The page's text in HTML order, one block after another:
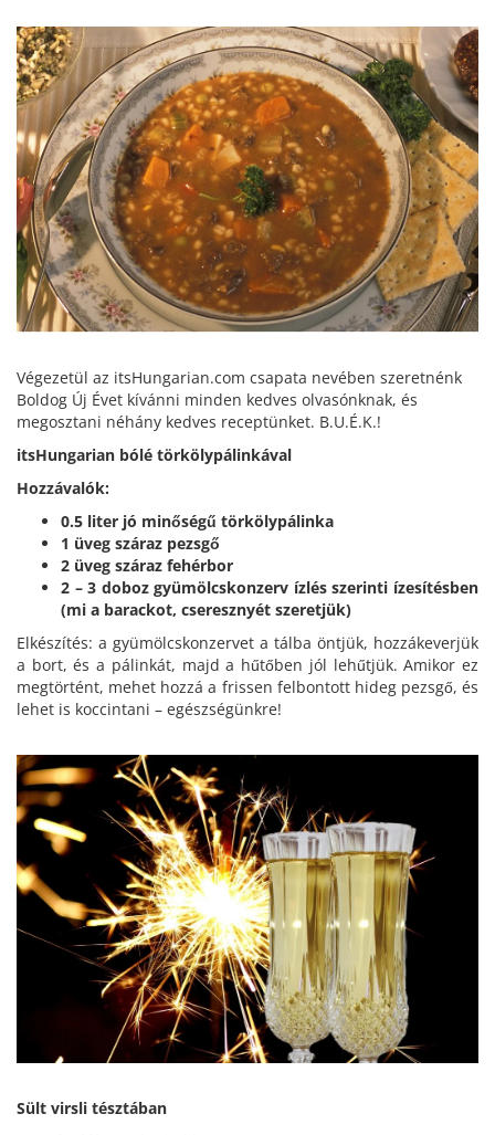
Végezetül az itsHungarian.com csapata nevében szeretnénk
Boldog Új Évet kívánni minden kedves olvasónknak, és
megosztani néhány kedves receptünket. B.U.É.K.!
itsHungarian bólé törkölypálinkával
Hozzávalók:
0.5 liter jó minőségű törkölypálinka
1 üveg száraz pezsgő
2 üveg száraz fehérbor
2 – 3 doboz gyümölcskonzerv ízlés szerinti ízesítésben
(mi a barackot, cseresznyét szeretjük)
Elkészítés: a gyümölcskonzervet a tálba öntjük, hozzákeverjük
a bort, és a pálinkát, majd a hűtőben jól lehűtjük. Amikor ez
megtörtént, mehet hozzá a frissen felbontott hideg pezsgő, és
lehet is koccintani – egészségünkre!
Sült virsli tésztában